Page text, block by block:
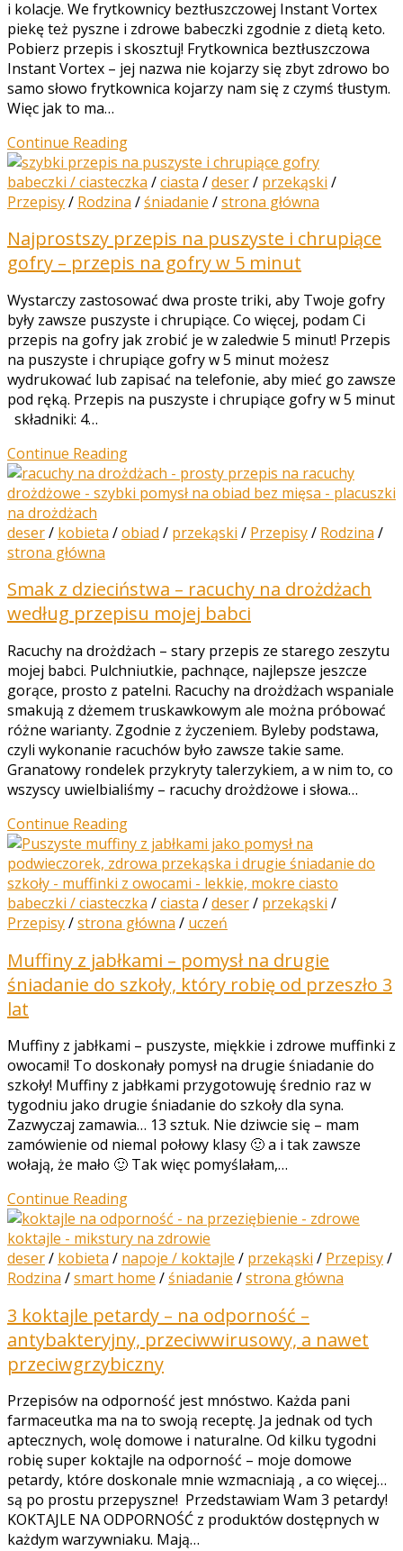
i kolacje. We frytkownicy beztłuszczowej Instant Vortex
piekę też pyszne i zdrowe babeczki zgodnie z dietą keto.
Pobierz przepis i skosztuj! Frytkownica beztłuszczowa
Instant Vortex – jej nazwa nie kojarzy się zbyt zdrowo bo
samo słowo frytkownica kojarzy nam się z czymś tłustym.
Więc jak to ma…
Continue Reading
babeczki / ciasteczka /ciasta /deser/ przekąski /
Przepisy/ Rodzina /śniadanie /strona główna
Najprostszy przepis na puszyste i chrupiące
gofry – przepis na gofry w 5 minut
Wystarczy zastosować dwa proste triki, aby Twoje gofry
były zawsze puszyste i chrupiące. Co więcej, podam Ci
przepis na gofry jak zrobić je w zaledwie 5 minut! Przepis
na puszyste i chrupiące gofry w 5 minut możesz
wydrukować lub zapisać na telefonie, aby mieć go zawsze
pod ręką. Przepis na puszyste i chrupiące gofry w 5 minut
składniki: 4…
Continue Reading
deser/ kobieta /obiad / przekąski / Przepisy/ Rodzina /
strona główna
Smak z dzieciństwa – racuchy na drożdżach
według przepisu mojej babci
Racuchy na drożdżach – stary przepis ze starego zeszytu
mojej babci. Pulchniutkie, pachnące, najlepsze jeszcze
gorące, prosto z patelni. Racuchy na drożdżach wspaniale
smakują z dżemem truskawkowym ale można próbować
różne warianty. Zgodnie z życzeniem. Byleby podstawa,
czyli wykonanie racuchów było zawsze takie same.
Granatowy rondelek przykryty talerzykiem, a w nim to, co
wszyscy uwielbialiśmy – racuchy drożdżowe i słowa…
Continue Reading
babeczki / ciasteczka /ciasta /deser/ przekąski /
Przepisy/strona główna / uczeń
Muffiny z jabłkami – pomysł na drugie
śniadanie do szkoły, który robię od przeszło 3
lat
Muffiny z jabłkami – puszyste, miękkie i zdrowe muffinki z
owocami! To doskonały pomysł na drugie śniadanie do
szkoły! Muffiny z jabłkami przygotowuję średnio raz w
tygodniu jako drugie śniadanie do szkoły dla syna.
Zazwyczaj zamawia… 13 sztuk. Nie dziwcie się – mam
zamówienie od niemal połowy klasy 🙂 a i tak zawsze
wołają, że mało 🙂 Tak więc pomyślałam,…
Continue Reading
deser/ kobieta / napoje / koktajle / przekąski / Przepisy/
Rodzina /smart home /śniadanie /strona główna
3 koktajle petardy – na odporność –
antybakteryjny, przeciwwirusowy, a nawet
przeciwgrzybiczny
Przepisów na odporność jest mnóstwo. Każda pani
farmaceutka ma na to swoją receptę. Ja jednak od tych
aptecznych, wolę domowe i naturalne. Od kilku tygodni
robię super koktajle na odporność – moje domowe
petardy, które doskonale mnie wzmacniają , a co więcej…
są po prostu przepyszne! Przedstawiam Wam 3 petardy!
KOKTAJLE NA ODPORNOŚĆ z produktów dostępnych w
każdym warzywniaku. Mają…